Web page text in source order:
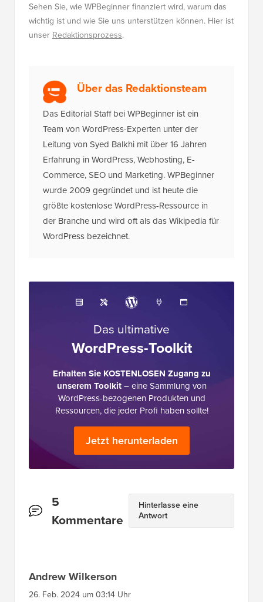
Sehen Sie, wie WPBeginner finanziert wird, warum das
wichtig ist und wie Sie uns unterstützen können. Hier ist
unserRedaktionsprozess.
Über das Redaktionsteam
Das Editorial Staff bei WPBeginner ist ein
Team von WordPress-Experten unter der
Leitung von Syed Balkhi mit über 16 Jahren
Erfahrung in WordPress, Webhosting, E-
Commerce, SEO und Marketing. WPBeginner
wurde 2009 gegründet und ist heute die
größte kostenlose WordPress-Ressource in
der Branche und wird oft als das Wikipedia für
WordPress bezeichnet.
Das ultimative
WordPress-Toolkit
Erhalten Sie KOSTENLOSEN Zugang zu
unserem Toolkit– eine Sammlung von
WordPress-bezogenen Produkten und
Ressourcen, die jeder Profi haben sollte!
Jetzt herunterladen
Leserinteraktionen
5
Kommentare
Hinterlasse eine
Antwort
Andrew Wilkerson
26. Feb. 2024 um 03:14 Uhr